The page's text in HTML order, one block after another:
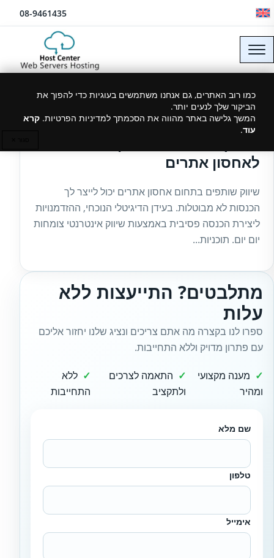
דלג לתוכן 08-9461435
כמו רוב האתרים, גם אנחנו משתמשים בעוגיות כדי להפוך את
הביקור שלך לנעים יותר.
המשך גלישה באתר מהווה את הסכמתך למדיניות הפרטיות. קרא
עוד.
27/04/2025
לאחסון אתרים
שיווק שותפים בתחום אחסון אתרים יכול לייצר לך
הכנסות לא מבוטלות. בעידן הדיגיטלי הנוכחי, ההזדמנויות
ליצירת הכנסה פסיבית באמצעות שיווק אינטרנטי צומחות
יום יום. תוכניות...
מתלבטים? התייעצות ללא
עלות
ספרו לנו בקצרה מה אתם צריכים ונציג שלנו יחזור אליכם
עם פתרון מדויק וללא התחייבות.
מענה מקצועי
ומהיר
התאמה לצרכים
ולתקציב
ללא
התחייבות
שם מלא
טלפון
אימייל